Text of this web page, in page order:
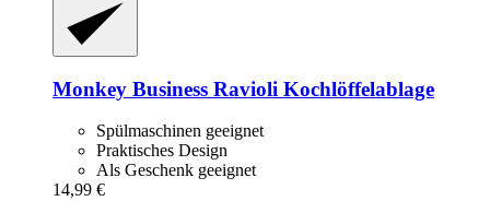
Monkey Business Ravioli Kochlöffelablage
Spülmaschinen geeignet
Praktisches Design
Als Geschenk geeignet
14,99 €